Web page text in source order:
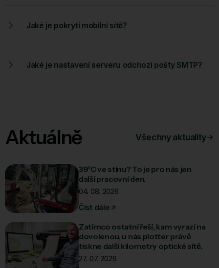
Jaké je pokrytí mobilní sítě?
Jaké je nastavení serveru odchozí pošty SMTP?
Aktuálně Všechny aktuality
39°C ve stínu? To je pro nás jen
další pracovní den.
04. 08. 2026
Číst dále
Zatímco ostatní řeší, kam vyrazí na
dovolenou, u nás plotter právě
tiskne další kilometry optické sítě.
27. 07. 2026